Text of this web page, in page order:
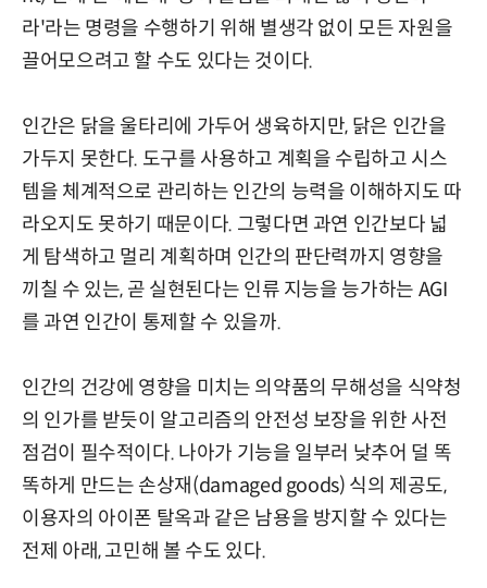
라'라는 명령을 수행하기 위해 별생각 없이 모든 자원을
끌어모으려고 할 수도 있다는 것이다.
인간은 닭을 울타리에 가두어 생육하지만, 닭은 인간을
가두지 못한다. 도구를 사용하고 계획을 수립하고 시스
템을 체계적으로 관리하는 인간의 능력을 이해하지도 따
라오지도 못하기 때문이다. 그렇다면 과연 인간보다 넓
게 탐색하고 멀리 계획하며 인간의 판단력까지 영향을
끼칠 수 있는, 곧 실현된다는 인류 지능을 능가하는 AGI
를 과연 인간이 통제할 수 있을까.
인간의 건강에 영향을 미치는 의약품의 무해성을 식약청
의 인가를 받듯이 알고리즘의 안전성 보장을 위한 사전
점검이 필수적이다. 나아가 기능을 일부러 낮추어 덜 똑
똑하게 만드는 손상재(damaged goods) 식의 제공도,
이용자의 아이폰 탈옥과 같은 남용을 방지할 수 있다는
전제 아래, 고민해 볼 수도 있다.